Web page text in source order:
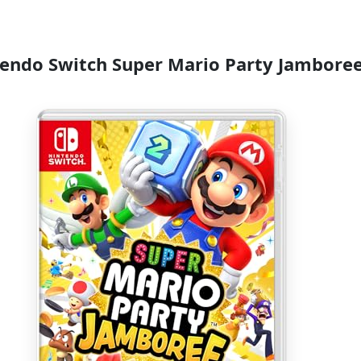
Switch Super Mario Party